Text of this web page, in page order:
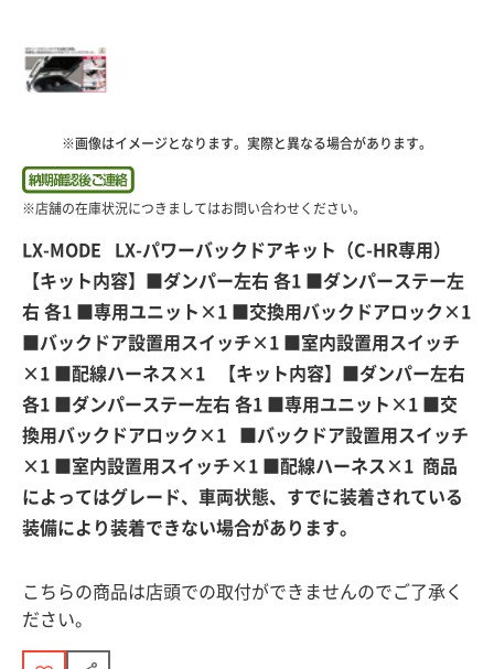
※画像はイメージとなります。実際と異なる場合があります。
LX-MODE LX-パワーバックドアキット（C-HR専用）
【キット内容】■ダンパー左右 各1 ■ダンパーステー左
右 各1 ■専用ユニット×1 ■交換用バックドアロック×1
■バックドア設置用スイッチ×1 ■室内設置用スイッチ
×1 ■配線ハーネス×1 【キット内容】■ダンパー左右
各1 ■ダンパーステー左右 各1 ■専用ユニット×1 ■交
換用バックドアロック×1 ■バックドア設置用スイッチ
×1 ■室内設置用スイッチ×1 ■配線ハーネス×1 商品
によってはグレード、車両状態、すでに装着されている
装備により装着できない場合があります。
こちらの商品は店頭での取付ができませんのでご了承く
ださい。